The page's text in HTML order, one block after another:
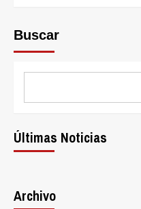
Buscar
Últimas Noticias
Archivo